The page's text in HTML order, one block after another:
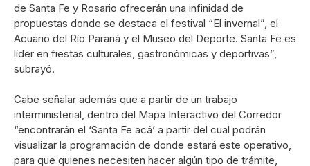
de Santa Fe y Rosario ofrecerán una infinidad de
propuestas donde se destaca el festival “El invernal”, el
Acuario del Río Paraná y el Museo del Deporte. Santa Fe es
líder en fiestas culturales, gastronómicas y deportivas”,
subrayó.
Cabe señalar además que a partir de un trabajo
interministerial, dentro del Mapa Interactivo del Corredor
“encontrarán el ‘Santa Fe acá’ a partir del cual podrán
visualizar la programación de donde estará este operativo,
para que quienes necesiten hacer algún tipo de trámite,